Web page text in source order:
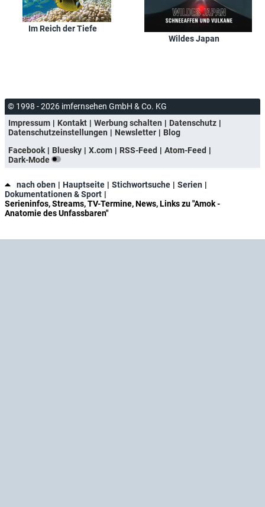
Im Reich der Tiefe
Wildes Japan
© 1998 - 2026 imfernsehen GmbH & Co. KG
Impressum
Kontakt Werbung schalten
Datenschutz
Datenschutzeinstellungen
Newsletter
Blog
Facebook
Bluesky X.com RSS-Feed
Atom-Feed
Dark-Mode
nach oben Hauptseite Stichwortsuche
Serien
Dokumentationen & Sport
Serieninfos, Streams, TV-Termine, News, Links zu "Amok -
Anatomie des Unfassbaren"